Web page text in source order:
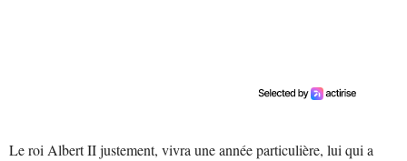
Le roi Albert II justement, vivra une année particulière, lui qui a